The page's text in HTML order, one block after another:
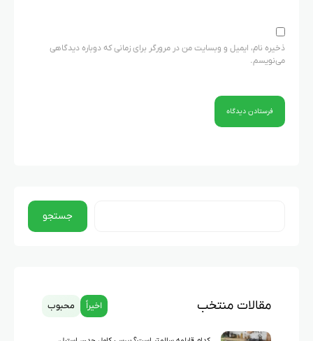
ذخیره نام، ایمیل و وبسایت من در مرورگر برای زمانی که دوباره دیدگاهی
می‌نویسم.
جستجو
مقالات منتخب اخیراً محبوب